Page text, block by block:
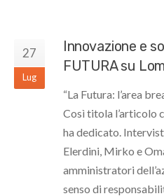
27
Lug
Innovazione e
FUTURA su
“La Futura: l’area
Così titola l’articolo
ha dedicato.
Elerdini, Mirko e
amministratori
senso di